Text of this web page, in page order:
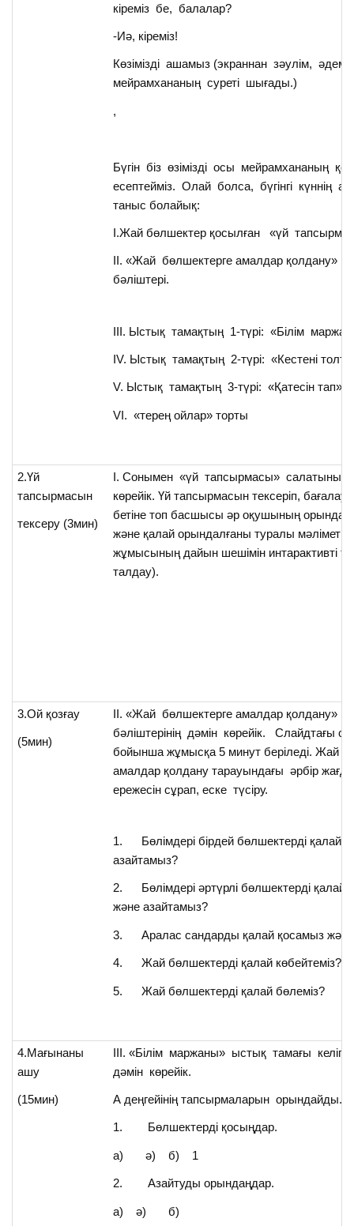
кіреміз бе, балалар?
-Иә, кіреміз!
Көзімізді ашамыз (экраннан зәулім, әдемі
мейрамхананың суреті шығады.)
,
Бүгін біз өзімізді осы мейрамхананың
есептейміз. Олай болса, бүгінгі күннің ас
таныс болайық:
І.Жай бөлшектер қосылған «үй
ІІ. «Жай бөлшектерге амалдар қолдану»
бәліштері.
ІІІ. Ыстық тамақтың 1-түрі: «Білім
ІV. Ыстық тамақтың 2-түрі: «Кестені
V. Ыстық тамақтың 3-түрі: «Қатесін тап»
VІ. «терең ойлар» торты
2.Үй
тапсырмасын
тексеру (3мин)
І. Сонымен «үй тапсырмасы» салатының
көрейік. Үй тапсырмасын тексеріп, бағалау
бетіне топ басшысы әр оқушының орындау
және қалай орындалғаны туралы мәлімет
жұмысының дайын шешімін интарактивті
талдау).
3.Ой қозғау
(5мин)
ІІ. «Жай бөлшектерге амалдар қолдану»
бәліштерінің дәмін көрейік. Слайдтағы
бойынша жұмысқа 5 минут беріледі. Жай
амалдар қолдану тарауындағы әрбір
ережесін сұрап, еске түсіру.
1. Бөлімдері бірдей бөлшектерді қалай
азайтамыз?
2. Бөлімдері әртүрлі бөлшектерді қалай
және азайтамыз?
3. Аралас сандарды қалай қосамыз және
4. Жай бөлшектерді қалай көбейтеміз?
5. Жай бөлшектерді қалай бөлеміз?
4.Мағынаны
ашу
(15мин)
ІІІ. «Білім маржаны» ыстық тамағы
дәмін көрейік.
А деңгейінің тапсырмаларын орындайды.
1. Бөлшектерді қосыңдар.
а) ә) б) 1
2. Азайтуды орындаңдар.
а) ә) б)